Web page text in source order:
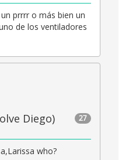
prrrr o más bien un
de los ventiladores
27
Diego)
who?